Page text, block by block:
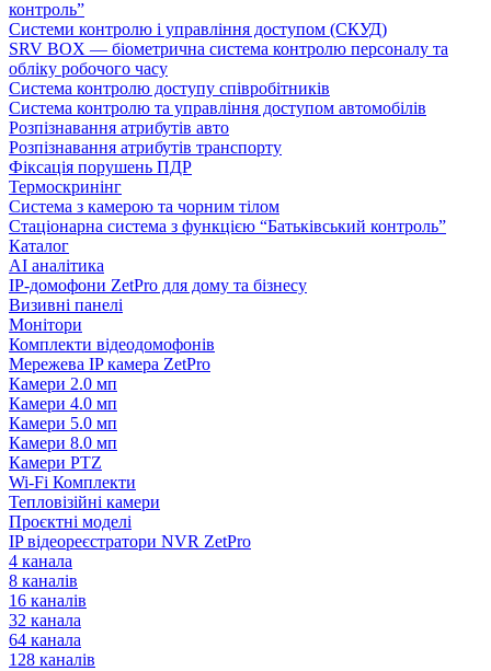
контроль”
Системи контролю і управління доступом (СКУД)
SRV BOX — біометрична система контролю персоналу та
обліку робочого часу
Система контролю доступу співробітників
Система контролю та управління доступом автомобілів
Розпізнавання атрибутів авто
Розпізнавання атрибутів транспорту
Фіксація порушень ПДР
Термоскринінг
Система з камерою та чорним тілом
Стаціонарна система з функцією “Батьківський контроль”
Каталог
AI аналітика
IP-домофони ZetPro для дому та бізнесу
Визивні панелі
Монітори
Комплекти відеодомофонів
Мережева IP камера ZetPro
Камери 2.0 мп
Камери 4.0 мп
Камери 5.0 мп
Камери 8.0 мп
Камери PTZ
Wi-Fi Комплекти
Тепловізійні камери
Проєктні моделі
IP відеореєстратори NVR ZetPro
4 канала
8 каналів
16 каналів
32 канала
64 канала
128 каналів